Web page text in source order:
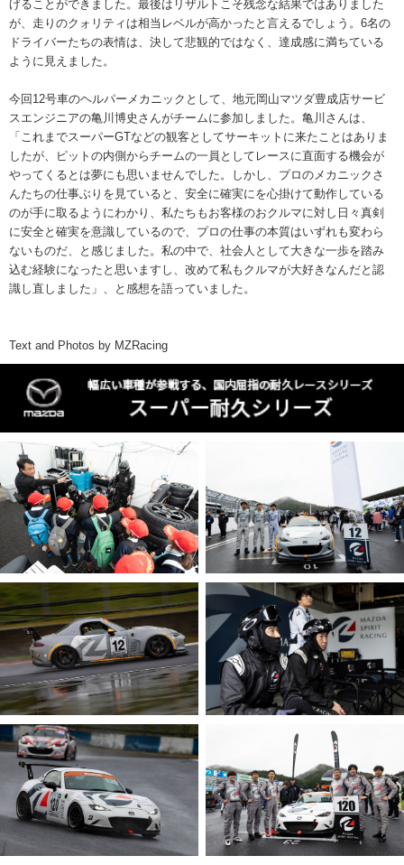
げることができました。最後はリザルトこそ残念な結果ではありました
が、走りのクォリティは相当レベルが高かったと言えるでしょう。6名の
ドライバーたちの表情は、決して悲観的ではなく、達成感に満ちている
ように見えました。
今回12号車のヘルパーメカニックとして、地元岡山マツダ豊成店サービ
スエンジニアの亀川博史さんがチームに参加しました。亀川さんは、
「これまでスーパーGTなどの観客としてサーキットに来たことはありま
したが、ピットの内側からチームの一員としてレースに直面する機会が
やってくるとは夢にも思いませんでした。しかし、プロのメカニックさ
んたちの仕事ぶりを見ていると、安全に確実にを心掛けて動作している
のが手に取るようにわかり、私たちもお客様のおクルマに対し日々真剣
に安全と確実を意識しているので、プロの仕事の本質はいずれも変わら
ないものだ、と感じました。私の中で、社会人として大きな一歩を踏み
込む経験になったと思いますし、改めて私もクルマが大好きなんだと認
識し直しました」、と感想を語っていました。
Text and Photos by MZRacing